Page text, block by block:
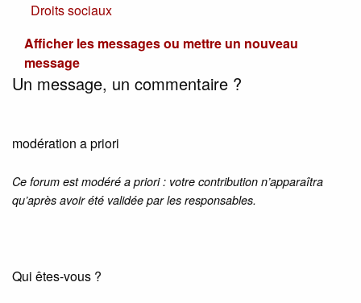
Droits sociaux
Afficher les messages ou mettre un nouveau
message
Un message, un commentaire ?
modération a priori
Ce forum est modéré a priori : votre contribution n’apparaîtra
qu’après avoir été validée par les responsables.
Qui êtes-vous ?